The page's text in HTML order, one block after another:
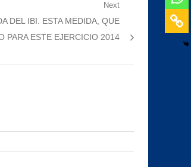
Next
DEL IBI. ESTA MEDIDA, QUE
PARA ESTE EJERCICIO 2014